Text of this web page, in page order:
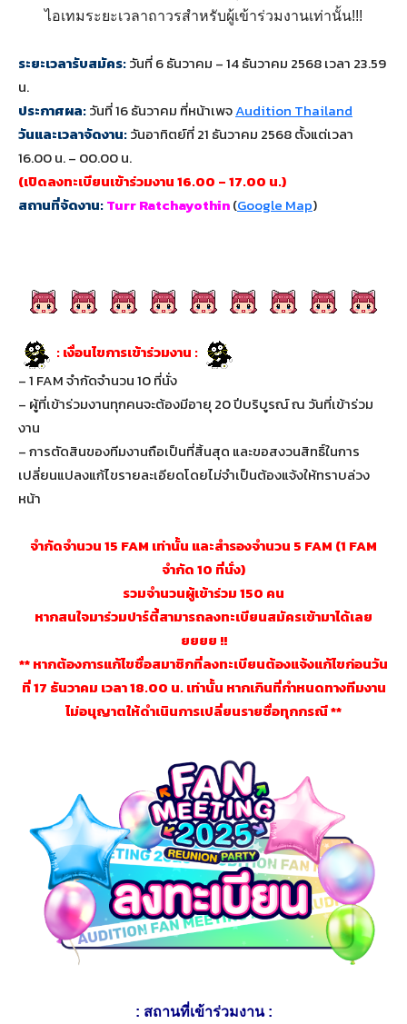
ไอเทมระยะเวลาถาวรสำหรับผู้เข้าร่วมงานเท่านั้น!!!
ระยะเวลารับสมัคร:วันที่ 6 ธันวาคม – 14 ธันวาคม 2568 เวลา 23.59
น.
ประกาศผล:วันที่ 16 ธันวาคม ที่หน้าเพจAudition Thailand
วันและเวลาจัดงาน:วันอาทิตย์ที่ 21 ธันวาคม 2568 ตั้งแต่เวลา
16.00 น. – 00.00 น.
(เปิดลงทะเบียนเข้าร่วมงาน 16.00 – 17.00 น.)
สถานที่จัดงาน:Turr Ratchayothin(Google Map)
: เงื่อนไขการเข้าร่วมงาน :
– 1 FAM จำกัดจำนวน 10 ที่นั่ง
– ผู้ที่เข้าร่วมงานทุกคนจะต้องมีอายุ 20 ปีบริบูรณ์ ณ วันที่เข้าร่วม
งาน
– การตัดสินของทีมงานถือเป็นที่สิ้นสุด และขอสงวนสิทธิ์ในการ
เปลี่ยนแปลงแก้ไขรายละเอียดโดยไม่จำเป็นต้องแจ้งให้ทราบล่วง
หน้า
จำกัดจำนวน 15 FAM เท่านั้น และสำรองจำนวน 5 FAM (1 FAM
จำกัด 10 ที่นั่ง)
รวมจำนวนผู้เข้าร่วม 150 คน
หากสนใจมาร่วมปาร์ตี้สามารถลงทะเบียนสมัครเข้ามาได้เลย
ยยยย !!
** หากต้องการแก้ไขชื่อสมาชิกที่ลงทะเบียนต้องแจ้งแก้ไขก่อนวัน
ที่ 17 ธันวาคม เวลา 18.00 น. เท่านั้น หากเกินที่กำหนดทางทีมงาน
ไม่อนุญาตให้ดำเนินการเปลี่ยนรายชื่อทุกกรณี **
: สถานที่เข้าร่วมงาน :